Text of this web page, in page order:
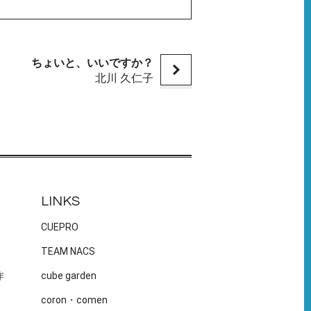
ちょいと、いいですか？
北川 久仁子
LINKS
CUEPRO
TEAM NACS
cube garden
coron・comen